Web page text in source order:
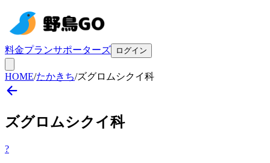
料金プランサポーターズ ログイン
HOME/たかきち/ズグロムシクイ科
ズグロムシクイ科
?